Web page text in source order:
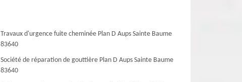
Travaux d'urgence fuite cheminée Plan D Aups Sainte Baume
83640
Société de réparation de gouttière Plan D Aups Sainte Baume
83640